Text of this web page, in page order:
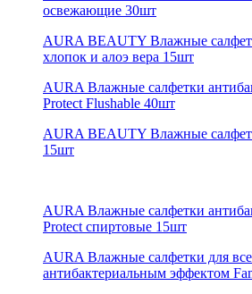
освежающие 30шт
AURA BEAUTY Влажные
хлопок и алоэ вера 15шт
AURA Влажные салфетки
Protect Flushable 40шт
AURA BEAUTY Влажные
15шт
AURA Влажные салфетки
Protect спиртовые 15шт
AURA Влажные салфетки для
антибактериальным эффектом